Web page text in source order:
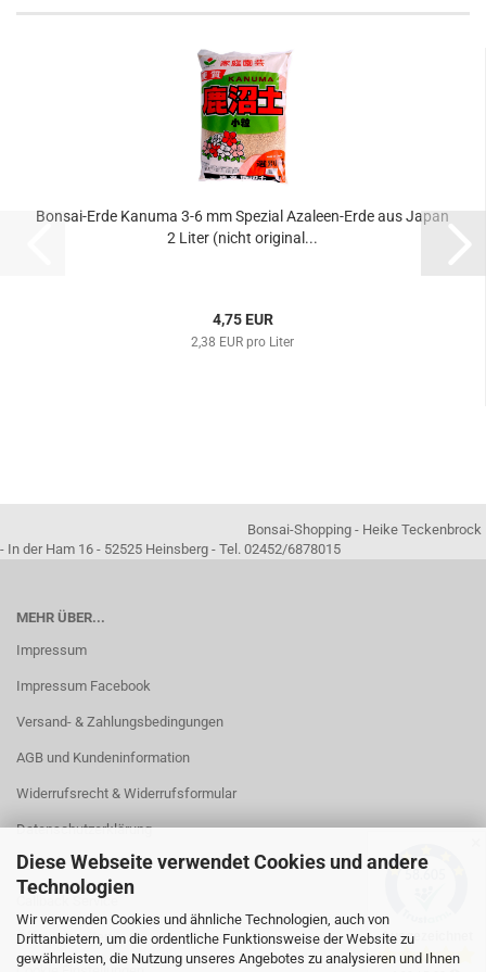
Diese Webseite verwendet Cookies und andere
Technologien
Wir verwenden Cookies und ähnliche Technologien, auch von
Drittanbietern, um die ordentliche Funktionsweise der Website zu
gewährleisten, die Nutzung unseres Angebotes zu analysieren und Ihnen
Bonsai-Erde Kanuma 3-6 mm Spezial Azaleen-Erde aus Japan
2 Liter (nicht original...
4,75 EUR
2,38 EUR pro Liter
Bonsai-Shopping - Heike Teckenbrock
- In der Ham 16 - 52525 Heinsberg - Tel. 02452/6878015
MEHR ÜBER...
Impressum
Impressum Facebook
Versand- & Zahlungsbedingungen
AGB und Kundeninformation
Widerrufsrecht & Widerrufsformular
Datenschutzerklärung
Kontakt
Callback Service
Öffnungszeiten